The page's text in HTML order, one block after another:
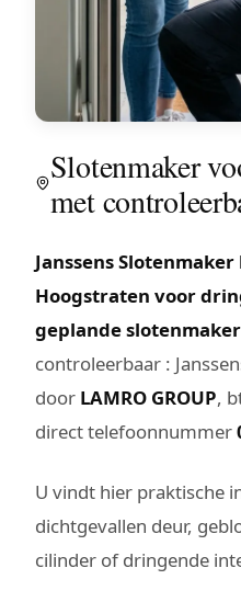
Slotenmaker
met
Janssens
Hoogstraten voor
geplande
controleerbaar :
door LAMRO GROUP,
direct telefoonnummer
U vindt hier praktische
dichtgevallen deur,
cilinder of dringende